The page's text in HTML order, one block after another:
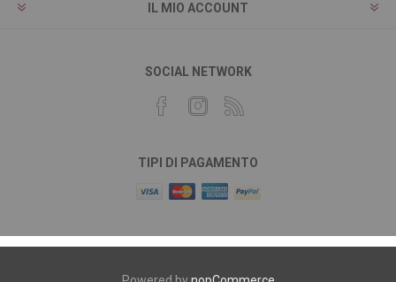
IL MIO ACCOUNT
SOCIAL NETWORK
TIPI DI PAGAMENTO